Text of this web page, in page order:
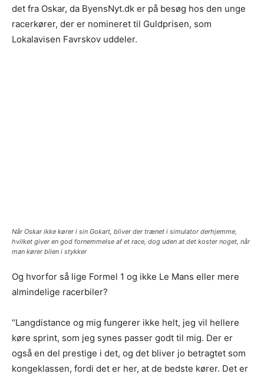
det fra Oskar, da ByensNyt.dk er på besøg hos den unge
racerkører, der er nomineret til Guldprisen, som
Lokalavisen Favrskov uddeler.
Når Oskar ikke kører i sin Gokart, bliver der trænet i simulator derhjemme,
hvilket giver en god fornemmelse af et race, dog uden at det koster noget, når
man kører bilen i stykker
Og hvorfor så lige Formel 1 og ikke Le Mans eller mere
almindelige racerbiler?
“Langdistance og mig fungerer ikke helt, jeg vil hellere
køre sprint, som jeg synes passer godt til mig. Der er
også en del prestige i det, og det bliver jo betragtet som
kongeklassen, fordi det er her, at de bedste kører. Det er